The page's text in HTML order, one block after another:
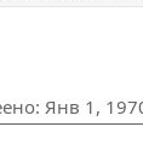
Янв 1,